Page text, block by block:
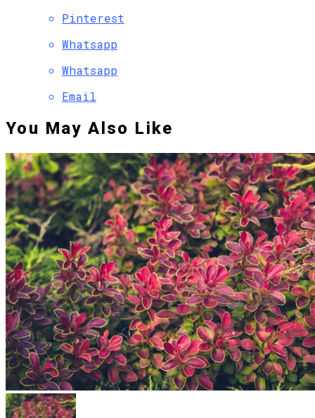
Pinterest
Whatsapp
Whatsapp
Email
You May Also Like